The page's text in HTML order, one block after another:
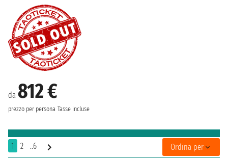
da 812 €
prezzo per persona Tasse incluse
1 2 ..6 Ordina per